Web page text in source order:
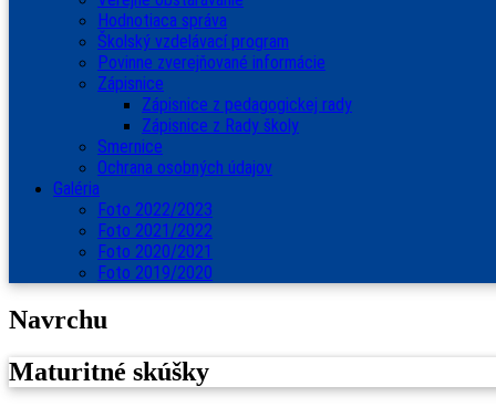
Hodnotiaca správa
Školský vzdelávací program
Povinne zverejňované informácie
Zápisnice
Zápisnice z pedagogickej rady
Zápisnice z Rady školy
Smernice
Ochrana osobných údajov
Galéria
Foto 2022/2023
Foto 2021/2022
Foto 2020/2021
Foto 2019/2020
Navrchu
Maturitné skúšky